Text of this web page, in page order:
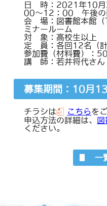
日 時：2021年10月
00～12：00 午後
会 場：図書館本館（
ミナールーム
対 象：高校生以上
定 員：各回12名（
参加費（材料費）：
講 師：若井将代さん
募集期間：10月
チラシは こちらを
申込方法の詳細は、
ください。
一